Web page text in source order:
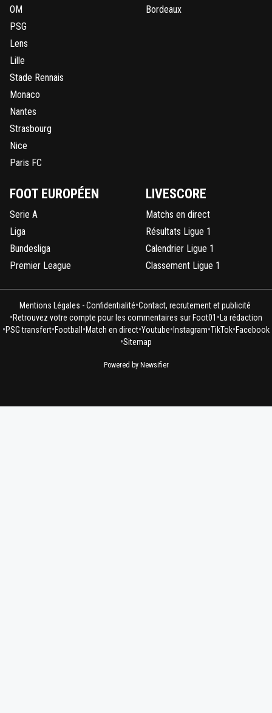
OM
PSG
Lens
Lille
Stade Rennais
Monaco
Nantes
Strasbourg
Nice
Paris FC
Bordeaux
FOOT EUROPÉEN
Serie A
Liga
Bundesliga
Premier League
LIVESCORE
Matchs en direct
Résultats Ligue 1
Calendrier Ligue 1
Classement Ligue 1
Mentions Légales - Confidentialité•Contact, recrutement et publicité
•Retrouvez votre compte pour les commentaires sur Foot01 •La rédaction
•PSG transfert•Football •Match en direct•Youtube• Instagram•TikTok•Facebook
•Sitemap
Powered by Newsifier